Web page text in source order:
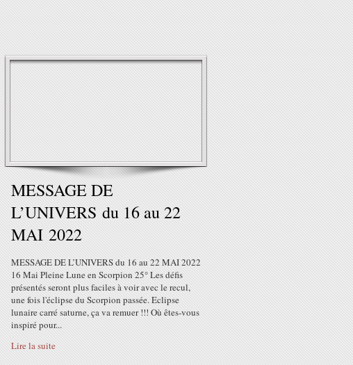
MESSAGE DE
L’UNIVERS du 16 au 22
MAI 2022
MESSAGE DE L’UNIVERS du 16 au 22 MAI 2022
16 Mai Pleine Lune en Scorpion 25° Les défis
présentés seront plus faciles à voir avec le recul,
une fois l'éclipse du Scorpion passée. Eclipse
lunaire carré saturne, ça va remuer !!! Où êtes-vous
inspiré pour...
Lire la suite